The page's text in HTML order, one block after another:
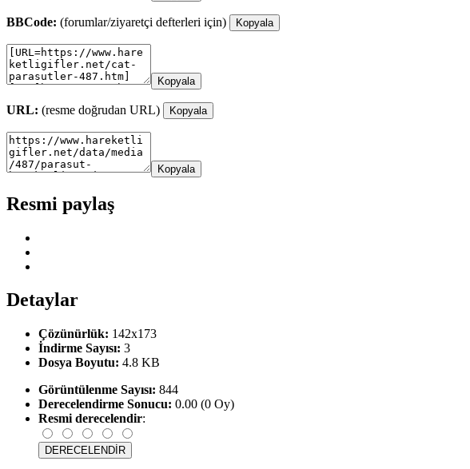
BBCode: (forumlar/ziyaretçi defterleri için) Kopyala
Kopyala
URL: (resme doğrudan URL) Kopyala
Kopyala
Resmi paylaş
Detaylar
Çözünürlük: 142x173
İndirme Sayısı: 3
Dosya Boyutu: 4.8 KB
Görüntülenme Sayısı: 844
Derecelendirme Sonucu: 0.00 (0 Oy)
Resmi derecelendir: